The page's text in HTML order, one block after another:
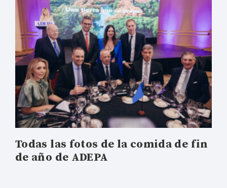
Todas las fotos de la comida de fin
de año de ADEPA